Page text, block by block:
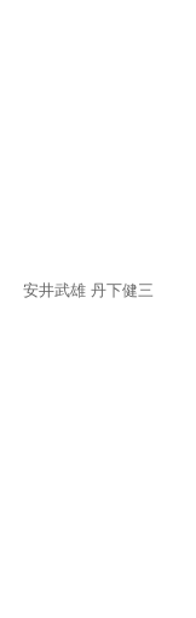
井武雄 丹下健三